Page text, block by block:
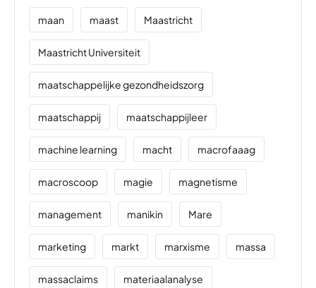
maan maast Maastricht
Maastricht Universiteit
maatschappelijke gezondheidszorg
maatschappij maatschappijleer
machine learning macht macrofaaag
macroscoop magie magnetisme
management manikin Mare
marketing markt marxisme massa
massaclaims materiaalanalyse